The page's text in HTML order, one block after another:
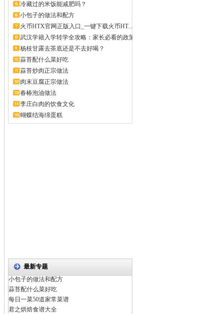
冷藏过的米饭能减肥吗？
小包子的做法和配方
火币HTX官网正版入口_一键下载火币HT...
武汉学籍入学转学全攻略：家长必看的政策
解...
杨枝甘露去茶底还是不去好喝？
蒜苔配什么菜好吃
蒜苔炒肉正宗做法
肉末豆腐正宗做法
春椿泡油做法
李庄白肉的饮食文化
蝴蝶结海绵蛋糕
最新专题
小包子的做法和配方
蒜苔配什么菜好吃
每日一菜50道家常菜谱
君之烘焙食谱大全